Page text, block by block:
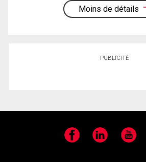
Moins de détails
PUBLICITÉ
Facebook LinkedIn YouTube